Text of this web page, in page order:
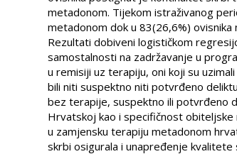
metadonom. Tijekom istraživanog
metadonom dok u 83(26,6%)
Rezultati dobiveni logističkom
samostalnosti na zadržavanje u
u remisiji uz terapiju, oni koji su
bili niti suspektno niti potvrđeno
bez terapije, suspektno ili potvrđeno
Hrvatskoj kao i specifičnost obiteljske
u zamjensku terapiju metadonom
skrbi osigurala i unapređenje